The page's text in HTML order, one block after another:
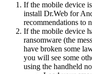
If the mobile device
install Dr.Web for
recommendations to
If the mobile device
ransomware (the
have broken some
you will see some
using the handheld